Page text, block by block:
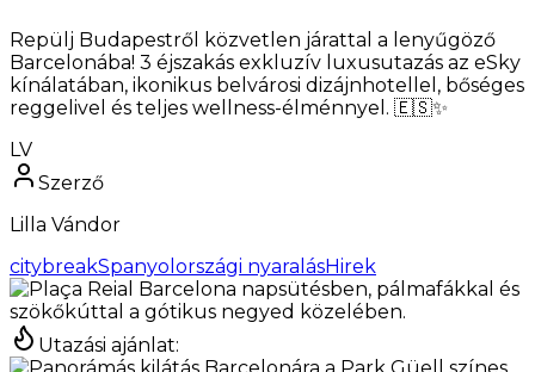
Repülj Budapestről közvetlen járattal a lenyűgöző
Barcelonába! 3 éjszakás exkluzív luxusutazás az eSky
kínálatában, ikonikus belvárosi dizájnhotellel, bőséges
reggelivel és teljes wellness-élménnyel. 🇪🇸✨
LV
Szerző
Lilla Vándor
citybreakSpanyolországi nyaralásHirek
Utazási ajánlat: